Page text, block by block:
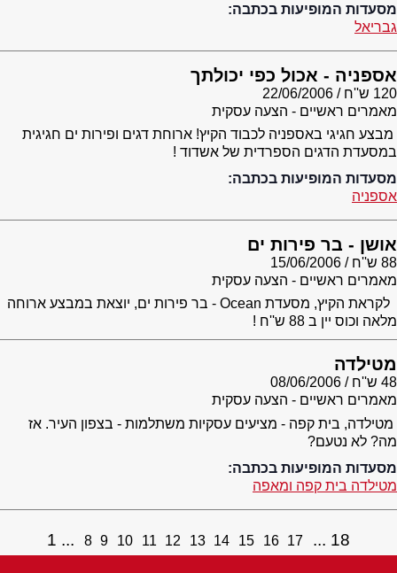
מסעדות המופיעות בכתבה:
גבריאל
אספניה - אכול כפי יכולתך
120 ש''ח
22/06/2006
מאמרים ראשיים - הצעה עסקית
מבצע חגיגי באספניה לכבוד הקיץ! ארוחת דגים ופירות ים חגיגית
במסעדת הדגים הספרדית של אשדוד !
מסעדות המופיעות בכתבה:
אספניה
אושן - בר פירות ים
88 ש''ח
15/06/2006
מאמרים ראשיים - הצעה עסקית
לקראת הקיץ, מסעדת Ocean - בר פירות ים, יוצאת במבצע ארוחה
מלאה וכוס יין ב 88 ש''ח !
מטילדה
48 ש''ח
08/06/2006
מאמרים ראשיים - הצעה עסקית
מטילדה, בית קפה - מציעים עסקיות משתלמות - בצפון העיר. אז
מה? לא נטעם?
מסעדות המופיעות בכתבה:
מטילדה בית קפה ומאפה
1 8 9 10 11 12 13 14 15 16 17 18